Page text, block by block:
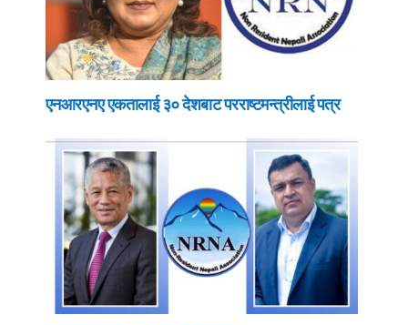
एनआरएनए एकतालाई ३० देशबाट परराष्टमन्त्रीलाई पत्र